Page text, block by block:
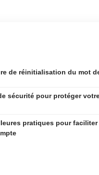
de réinitialisation du mot
sécurité pour protéger
pratiques pour faciliter